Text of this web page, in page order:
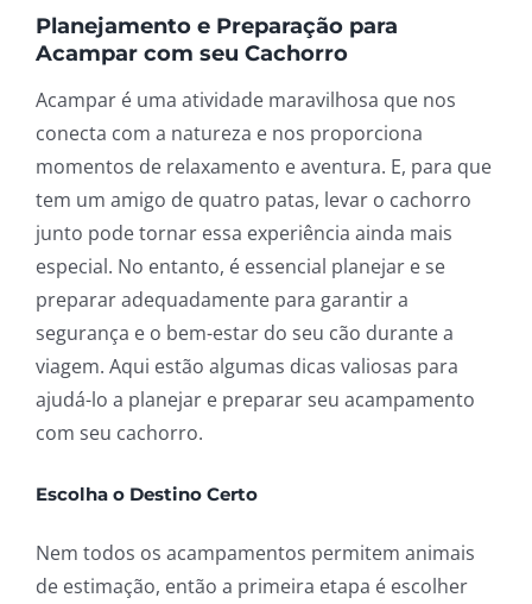
Planejamento e Preparação para
Acampar com seu Cachorro
Acampar é uma atividade maravilhosa que nos
conecta com a natureza e nos proporciona
momentos de relaxamento e aventura. E, para que
tem um amigo de quatro patas, levar o cachorro
junto pode tornar essa experiência ainda mais
especial. No entanto, é essencial planejar e se
preparar adequadamente para garantir a
segurança e o bem-estar do seu cão durante a
viagem. Aqui estão algumas dicas valiosas para
ajudá-lo a planejar e preparar seu acampamento
com seu cachorro.
Escolha o Destino Certo
Nem todos os acampamentos permitem animais
de estimação, então a primeira etapa é escolher